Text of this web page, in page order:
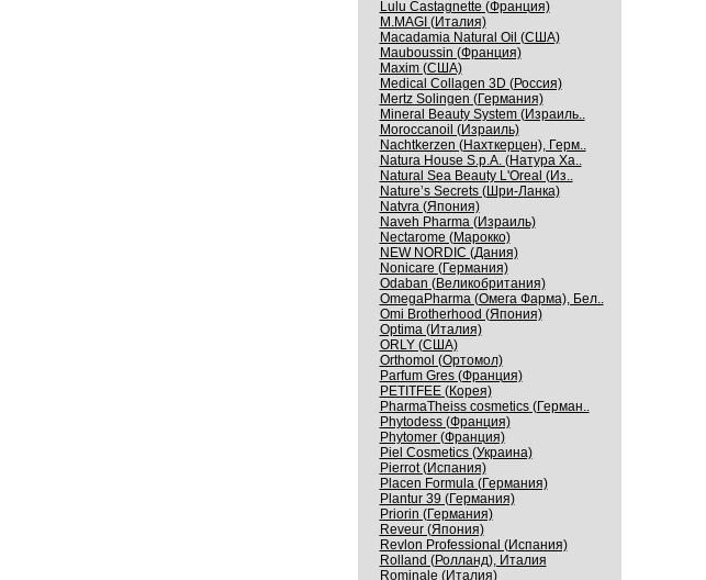
Lulu Castagnette (Франция)
M.MAGI (Италия)
Macadamia Natural Oil (США)
Mauboussin (Франция)
Maxim (США)
Medical Collagen 3D (Россия)
Mertz Solingen (Германия)
Mineral Beauty System (Израиль..
Moroccanoil (Израиль)
Nachtkerzen (Нахткерцен), Герм..
Natura House S.p.A. (Натура Ха..
Natural Sea Beauty L'Oreal (Из..
Nature’s Secrets (Шри-Ланка)
Natvra (Япония)
Naveh Pharma (Израиль)
Nectarome (Марокко)
NEW NORDIC (Дания)
Nonicare (Германия)
Odaban (Великобритания)
OmegaPharma (Омега Фарма), Бел..
Omi Brotherhood (Япония)
Optima (Италия)
ORLY (США)
Orthomol (Ортомол)
Parfum Gres (Франция)
PETITFEE (Корея)
PharmaTheiss cosmetics (Герман..
Phytodess (Франция)
Phytomer (Франция)
Piel Cosmetics (Украина)
Pierrot (Испания)
Placen Formula (Германия)
Plantur 39 (Германия)
Priorin (Германия)
Reveur (Япония)
Revlon Professional (Испания)
Rolland (Ролланд), Италия
Rominale (Италия)